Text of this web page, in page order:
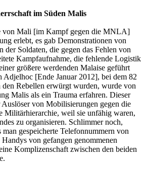
im Süden Malis
von Mali [im Kampf gegen die MNLA]
erlebt, es gab Demonstrationen von
der Soldaten, die gegen das Fehlen von
Kampfaufnahme, die fehlende Logistik
größere werdenden Malaise geführt
Adjelhoc [Ende Januar 2012], bei dem 82
den Rebellen erwürgt wurden, wurde von
Malis als ein Trauma erfahren. Dieser
von Mobilisierungen gegen die
Militärhierarchie, weil sie unfähig waren,
zu organisieren. Schlimmer noch,
man gespeicherte Telefonnummern von
von gefangen genommenen
Komplizenschaft zwischen den beiden